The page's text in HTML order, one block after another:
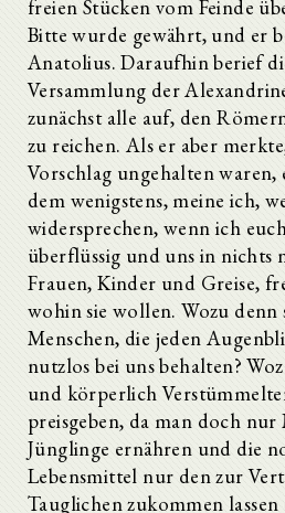
freien Stücken vom Feinde
Bitte wurde gewährt, und er
Anatolius. Daraufhin berief
Versammlung der
zunächst alle auf, den
zu reichen. Als er aber
Vorschlag ungehalten
dem wenigstens, meine ich,
widersprechen, wenn ich
überflüssig und uns in nichts
Frauen, Kinder und Greise,
wohin sie wollen. Wozu denn
Menschen, die jeden
nutzlos bei uns behalten?
und körperlich
preisgeben, da man doch
Jünglinge ernähren und die
Lebensmittel nur den zur
Tauglichen zukommen